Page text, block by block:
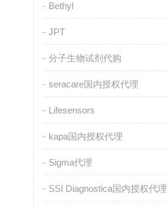
Bethyl
JPT
分子生物试剂代购
seracare国内授权代理
Lifesensors
kapa国内授权代理
Sigma代理
SSI Diagnostica国内授权代理